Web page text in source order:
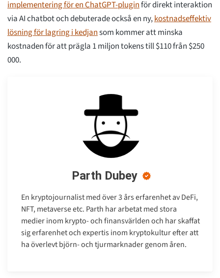
implementering för en ChatGPT-pluginför direkt interaktion
via AI chatbot och debuterade också en ny,kostnadseffektiv
lösning för lagring i kedjansom kommer att minska
kostnaden för att prägla 1 miljon tokens till $110 från $250
000.
Parth Dubey
En kryptojournalist med över 3 års erfarenhet av DeFi,
NFT, metaverse etc. Parth har arbetat med stora
medier inom krypto- och finansvärlden och har skaffat
sig erfarenhet och expertis inom kryptokultur efter att
ha överlevt björn- och tjurmarknader genom åren.